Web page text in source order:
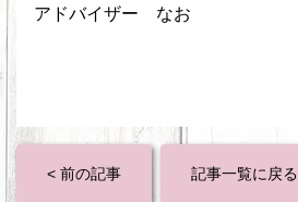
アドバイザー なお
< 前の記事 記事一覧に戻る